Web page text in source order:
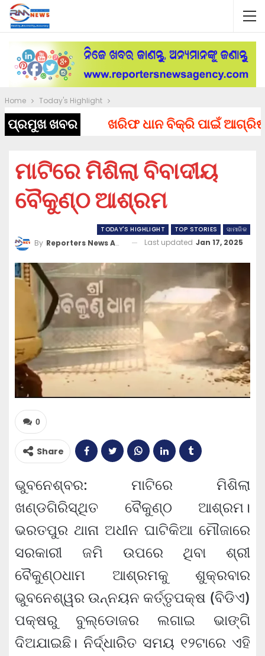
Home Today's Highlight
ପ୍ରମୁଖ ଖବର ଖରିଫ ଧାନ ବିକ୍ରି ପାଇଁ ଆଗ୍ରିଷ୍ଟାକ୍‌
ମାଟିରେ ମିଶିଲା ବିବାଦୀୟ
ବୈକୁଣ୍ଠ ଆଶ୍ରମ
TODAY'S HIGHLIGHT TOP STORIES ସାମାଜିକ
By Reporters News Agency Last updated Jan 17, 2025
0
Share
ଭୁବନେଶ୍ବର: ମାଟିରେ ମିଶିଲା
ଖଣ୍ଡଗିରିସ୍ଥିତ ବୈକୁଣ୍ଠ ଆଶ୍ରମ।
ଭରତପୁର ଥାନା ଅଧୀନ ଘାଟିକିଆ ମୌଜାରେ
ସରକାରୀ ଜମି ଉପରେ ଥିବା ଶ୍ରୀ
ବୈକୁଣ୍ଠଧାମ ଆଶ୍ରମକୁ ଶୁକ୍ରବାର
ଭୁବନେଶ୍ୱର ଉନ୍ନୟନ କର୍ତ୍ତୃପକ୍ଷ (ବିଡିଏ)
ପକ୍ଷରୁ ବୁଲ୍‌ଡୋଜର ଲଗାଇ ଭାଙ୍ଗି
ଦିଅଯାଇଛି। ନିର୍ଦ୍ଧାରିତ ସମୟ ୧୨ଟାରେ ଏହି